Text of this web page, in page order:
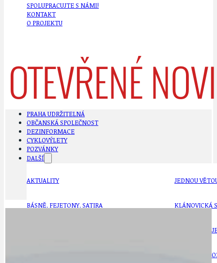
SPOLUPRACUJTE S NÁMI!
KONTAKT
O PROJEKTU
PRAHA UDRŽITELNÁ
OBČANSKÁ SPOLEČNOST
DEZINFORMACE
CYKLOVÝLETY
POZVÁNKY
DALŠÍ
AKTUALITY
BÁSNĚ. FEJETONY. SATIRA
JEDNOU
KLÁNOVICKÁ
KRUHOVÝ
KULTURNÍ